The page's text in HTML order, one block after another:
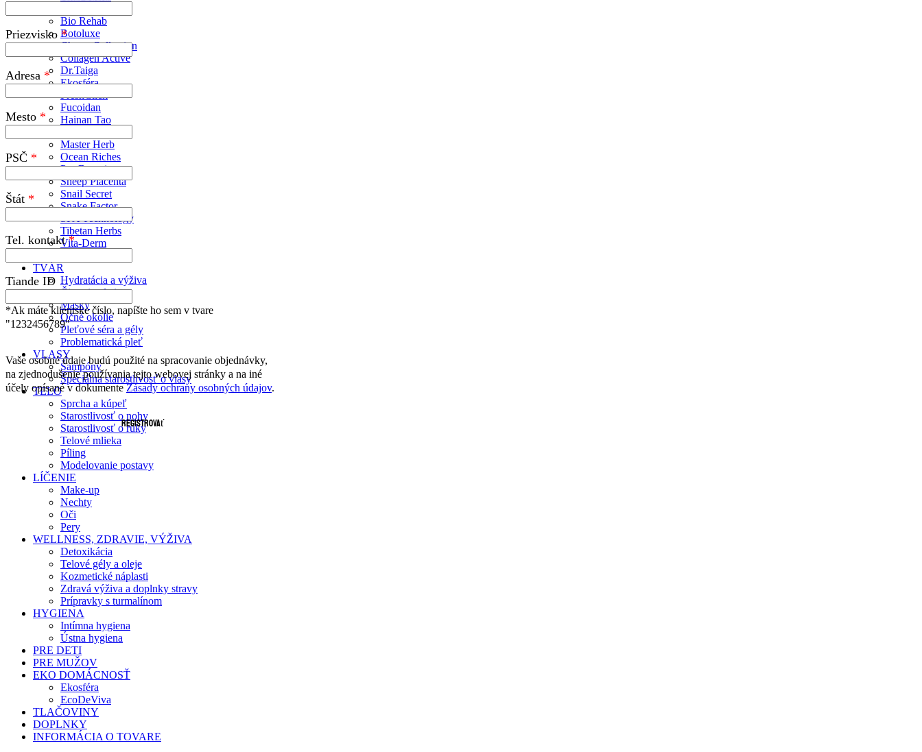
Priezvisko
Adresa
Mesto
PSČ
Štát
Tel. kontakt
Tiande ID
*Ak máte klientske číslo, napíšte ho sem v tvare
"1232456789"
Vaše osobné údaje budú použité na spracovanie objednávky,
na zjednodušenie používania tejto webovej stránky a na iné
účely opísané v dokumenteZásady ochrany osobných údajov.
Registrovať
Bio Rehab
Botoluxe
Charm Collection
Collagen Active
Dr.Taiga
Ekosféra
FreshClick
Fucoidan
Hainan Tao
Master Herb
Ocean Riches
Pro Botanic
Sheep Placenta
Snail Secret
Snake Factor
SPA Technology
Tibetan Herbs
Vita-Derm
TVÁR
Hydratácia a výživa
Čistenie pleti
Masky
Očné okolie
Pleťové séra a gély
Problematická pleť
VLASY
Šampóny
Špeciálna starostlivosť o vlasy
TELO
Sprcha a kúpeľ
Starostlivosť o nohy
Starostlivosť o ruky
Telové mlieka
Píling
Modelovanie postavy
LÍČENIE
Make-up
Nechty
Oči
Pery
WELLNESS, ZDRAVIE, VÝŽIVA
Detoxikácia
Telové gély a oleje
Kozmetické náplasti
Zdravá výživa a doplnky stravy
Prípravky s turmalínom
HYGIENA
Intímna hygiena
Ústna hygiena
PRE DETI
PRE MUŽOV
EKO DOMÁCNOSŤ
Ekosféra
EcoDeViva
TLAČOVINY
DOPLNKY
INFORMÁCIA O TOVARE